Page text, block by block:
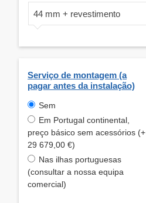
44 mm + revestimento
Serviço de montagem (a
pagar antes da instalação)
Sem
Em Portugal continental,
preço básico sem acessórios (+
29 679,00 €)
Nas ilhas portuguesas
(consultar a nossa equipa
comercial)